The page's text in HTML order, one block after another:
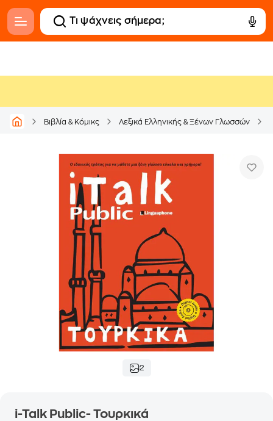
Βιβλία & Κόμικς Λεξικά Ελληνικής & Ξένων Γλωσσών
2
i-Talk Public- Τουρκικά